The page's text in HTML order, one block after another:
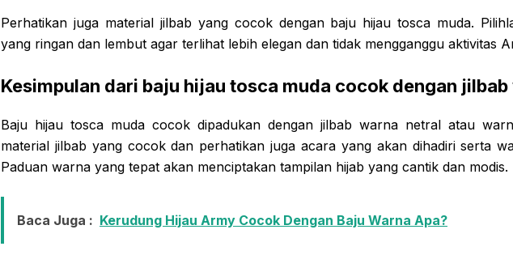
Perhatikan juga material jilbab yang cocok dengan baju hijau tosca muda.
yang ringan dan lembut agar terlihat lebih elegan dan tidak mengganggu aktivitas
Kesimpulan dari baju hijau tosca muda cocok dengan jilbab
Baju hijau tosca muda cocok dipadukan dengan jilbab warna netral atau
material jilbab yang cocok dan perhatikan juga acara yang akan dihadiri serta
Paduan warna yang tepat akan menciptakan tampilan hijab yang cantik dan modis.
Baca Juga : Kerudung Hijau Army Cocok Dengan Baju Warna Apa?